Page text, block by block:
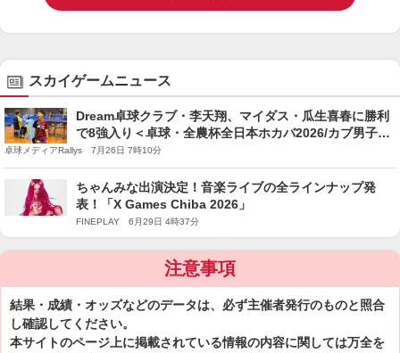
スカイゲームニュース
Dream卓球クラブ・李天翔、マイダス・瓜生喜春に勝利
で8強入り＜卓球・全農杯全日本ホカバ2026/カブ男子
1〜3回戦＞
卓球メディアRallys 7月26日 7時10分
ちゃんみな出演決定！音楽ライブの全ラインナップ発
表！「X Games Chiba 2026」
FINEPLAY 6月29日 4時37分
注意事項
結果・成績・オッズなどのデータは、必ず主催者発行のものと照合
し確認してください。
本サイトのページ上に掲載されている情報の内容に関しては万全を